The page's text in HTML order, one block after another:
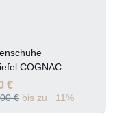
COGNAC
€
€ bis zu −11%